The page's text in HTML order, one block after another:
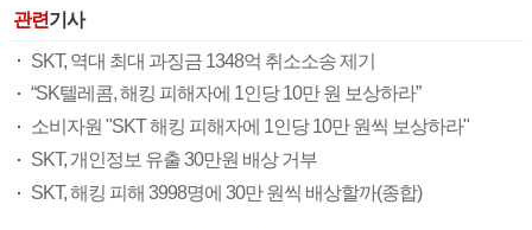
관련기사
SKT, 역대 최대 과징금 1348억 취소소송 제기
“SK텔레콤, 해킹 피해자에 1인당 10만 원 보상하라”
소비자원 "SKT 해킹 피해자에 1인당 10만 원씩 보상하라"
SKT, 개인정보 유출 30만원 배상 거부
SKT, 해킹 피해 3998명에 30만 원씩 배상할까(종합)